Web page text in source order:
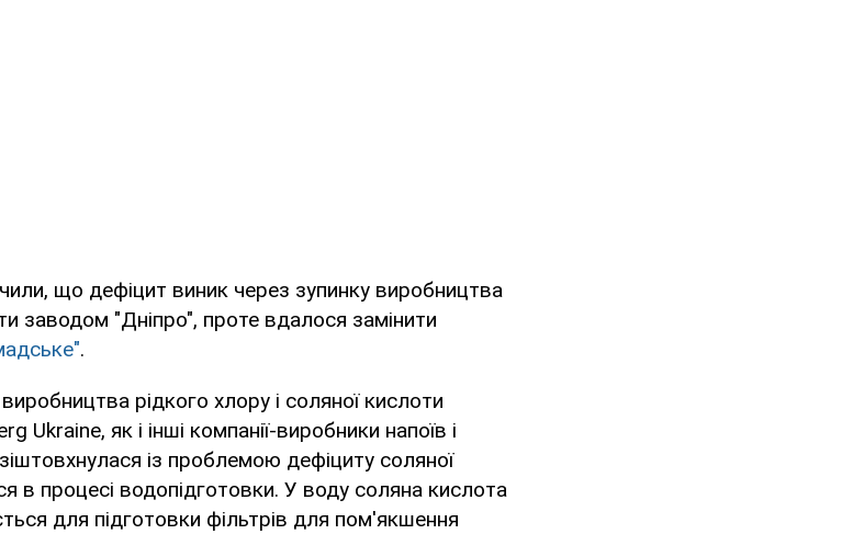
що дефіцит виник через зупинку виробництва
заводом "Дніпро", проте вдалося замінити
.
рідкого хлору і соляної кислоти
Ukraine, як і інші компанії-виробники напоїв і
із проблемою дефіциту соляної
в процесі водопідготовки. У воду соляна кислота
для підготовки фільтрів для пом'якшення